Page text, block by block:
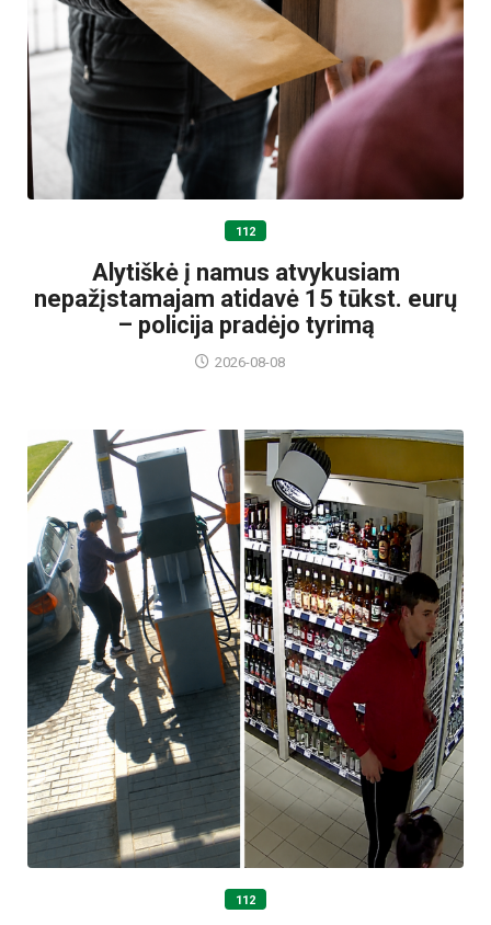
112
Alytiškė į namus atvykusiam
nepažįstamajam atidavė 15 tūkst. eurų
– policija pradėjo tyrimą
2026-08-08
112